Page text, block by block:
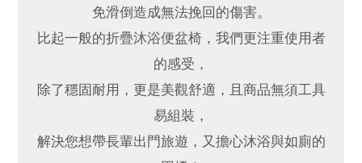
免滑倒造成無法挽回的傷害。
比起一般的折疊沐浴便盆椅，我們更注重使用者
的感受，
除了穩固耐用，更是美觀舒適，且商品無須工具
易組裝，
解決您想帶長輩出門旅遊，又擔心沐浴與如廁的